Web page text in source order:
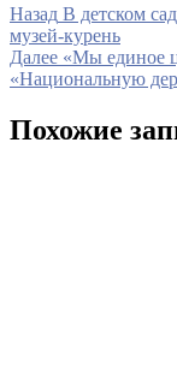
Навигация
по
записям
Назад Предыдущая
запись
В детском
музей-курень
Далее Следующая
запись
«Мы единое
«Национальную
Похожие